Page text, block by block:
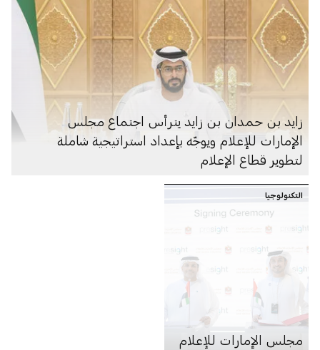
زايد بن حمدان بن زايد يترأس اجتماع مجلس
الإمارات للإعلام ويوجّه بإعداد استراتيجية شاملة
لتطوير قطاع الإعلام
التكنولوجيا
مجلس الإمارات للإعلام